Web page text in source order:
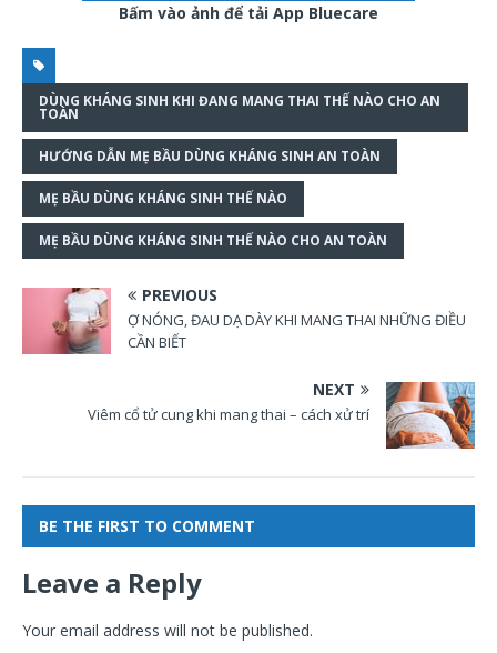
Bấm vào ảnh để tải App Bluecare
DÙNG KHÁNG SINH KHI ĐANG MANG THAI THẾ NÀO CHO AN
TOÀN
HƯỚNG DẪN MẸ BẦU DÙNG KHÁNG SINH AN TOÀN
MẸ BẦU DÙNG KHÁNG SINH THẾ NÀO
MẸ BẦU DÙNG KHÁNG SINH THẾ NÀO CHO AN TOÀN
PREVIOUS
Ợ NÓNG, ĐAU DẠ DÀY KHI MANG THAI NHỮNG ĐIỀU
CẦN BIẾT
NEXT
Viêm cổ tử cung khi mang thai – cách xử trí
BE THE FIRST TO COMMENT
Leave a Reply
Your email address will not be published.